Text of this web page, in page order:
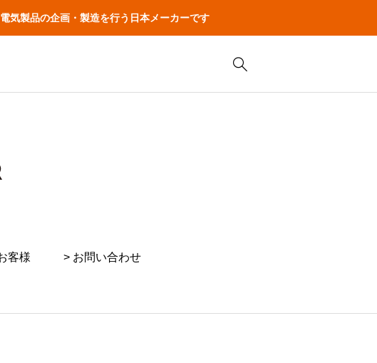
気製品の企画・製造を行う日本メーカーです
客様 > お問い合わせ